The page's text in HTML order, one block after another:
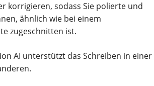
korrigieren, sodass Sie polierte und
ähnlich wie bei einem
zugeschnitten ist.
AI unterstützt das Schreiben in einer